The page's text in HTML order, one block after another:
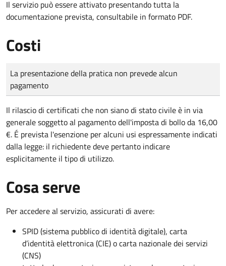
Il servizio può essere attivato presentando tutta la
documentazione prevista, consultabile in formato PDF.
Costi
Tipo di pagamento
Importo
La presentazione della pratica non prevede alcun
pagamento
Il rilascio di certificati che non siano di stato civile è in via
generale soggetto al pagamento dell'imposta di bollo da 16,00
€. É prevista l'esenzione per alcuni usi espressamente indicati
dalla legge: il richiedente deve pertanto indicare
esplicitamente il tipo di utilizzo.
Cosa serve
Per accedere al servizio, assicurati di avere:
SPID (sistema pubblico di identità digitale), carta
d’identità elettronica (CIE) o carta nazionale dei servizi
(CNS)